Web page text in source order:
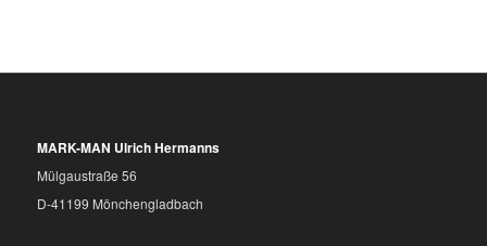
MARK-MAN Ulrich Hermanns
Mülgaustraße 56
D-41199 Mönchengladbach